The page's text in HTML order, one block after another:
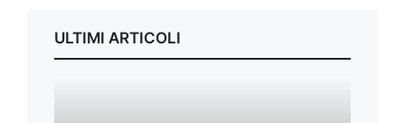
ULTIMI ARTICOLI